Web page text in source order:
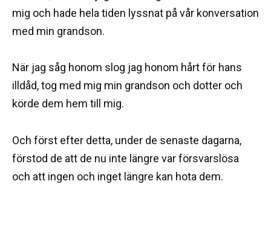
mig och hade hela tiden lyssnat på vår konversation
med min grandson.
När jag såg honom slog jag honom hårt för hans
illdåd, tog med mig min grandson och dotter och
körde dem hem till mig.
Och först efter detta, under de senaste dagarna,
förstod de att de nu inte längre var försvarslösa
och att ingen och inget längre kan hota dem.